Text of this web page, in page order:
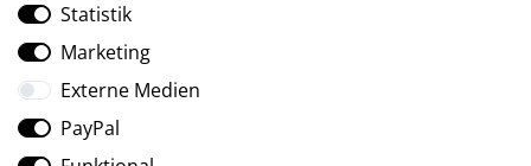
Social Media
Statistik
Marketing
Externe Medien
PayPal